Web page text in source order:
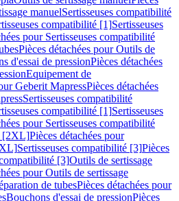
manuelSertisseuses compatibilité
compatibilité [1]Sertisseuses
pour Sertisseuses compatibilité
Pièces détachées pour Outils de
d'essai de pressionPièces détachées
Equipement de
Geberit MapressPièces détachées
Sertisseuses compatibilité
compatibilité [1]Sertisseuses
pour Sertisseuses compatibilité
[2XL]Pièces détachées pour
Sertisseuses compatibilité [3]Pièces
[3]Outils de sertissage
pour Outils de sertissage
de tubesPièces détachées pour
Bouchons d'essai de pressionPièces